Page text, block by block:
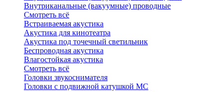
Внутриканальные (вакуумные) проводные
Смотреть всё
Встраиваемая акустика
Акустика для кинотеатра
Акустика под точечный светильник
Беспроводная акустика
Влагостойкая акустика
Смотреть всё
Головки звукоснимателя
Головки с подвижной катушкой MC